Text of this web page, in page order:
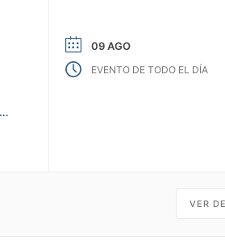
09 AGO
EVENTO DE TODO EL DÍA
VER